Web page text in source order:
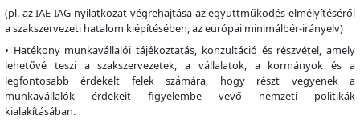
(pl. az IAE-IAG nyilatkozat végrehajtása az együttműködés elmélyítéséről
a szakszervezeti hatalom kiépítésében, az európai minimálbér-irányelv)
• Hatékony munkavállalói tájékoztatás, konzultáció és részvétel, amely
lehetővé teszi a szakszervezetek, a vállalatok, a kormányok és a
legfontosabb érdekelt felek számára, hogy részt vegyenek a
munkavállalók érdekeit figyelembe vevő nemzeti politikák
kialakításában.